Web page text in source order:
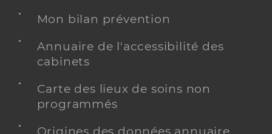
Mon bilan prévention
Annuaire de l'accessibilité des
cabinets
Carte des lieux de soins non
programmés